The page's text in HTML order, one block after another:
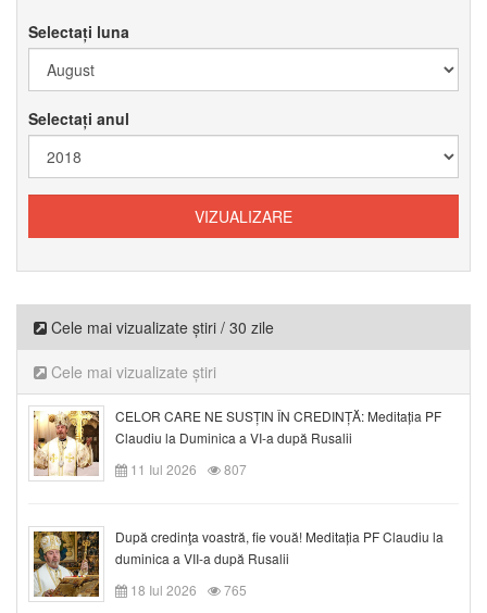
Selectați luna
Selectați anul
Cele mai vizualizate știri / 30 zile
Cele mai vizualizate știri
CELOR CARE NE SUSȚIN ÎN CREDINȚĂ: Meditația PF
Claudiu la Duminica a VI-a după Rusalii
11 Iul 2026
807
După credinţa voastră, fie vouă! Meditația PF Claudiu la
duminica a VII-a după Rusalii
18 Iul 2026
765